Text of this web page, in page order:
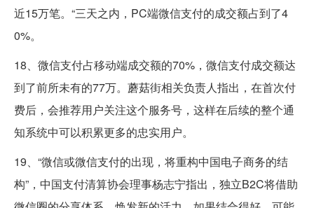
近15万笔。“三天之内，PC端微信支付的成交额占到了4
0%。
18、微信支付占移动端成交额的70%，微信支付成交额达
到了前所未有的77万。蘑菇街相关负责人指出，在首次付
费后，会推荐用户关注这个服务号，这样在后续的整个通
知系统中可以积累更多的忠实用户。
19、“微信或微信支付的出现，将重构中国电子商务的结
构”，中国支付清算协会理事杨志宁指出，独立B2C将借助